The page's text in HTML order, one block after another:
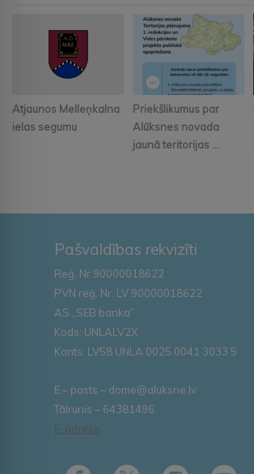
Atjaunos Melleņkalna
ielas segumu
Priekšlikumus par
Alūksnes novada
jaunā teritorijas ...
Pašvaldības rekvizīti
Reģ. Nr.90000018622
PVN reģ. Nr. LV 90000018622
AS „SEB banka”
Kods: UNLALV2X
Konts: LV58 UNLA 0025 0041 3033 5
E – pasts – dome@aluksne.lv
Tālrunis – 64381496
E-adrese